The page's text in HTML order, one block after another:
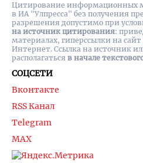
СОЦСЕТИ
Вконтакте
RSS Канал
Telegram
MAX
Цитирование информационных
в ИА "Улпресса" без получения
разрешения допустимо при
на источник цитирования:
материалах, гиперссылки на cайт
Интернет. Ссылка на источник
располагаться в начале